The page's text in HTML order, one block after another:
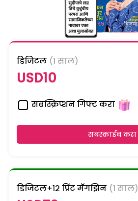
डिजिटल (1 साल)
USD10
सबस्क्रिप्शन गिफ्ट करा
सबस्क्राईब करा
डिजिटल+१२ प्रिंट मॅगझिन (1 साल)